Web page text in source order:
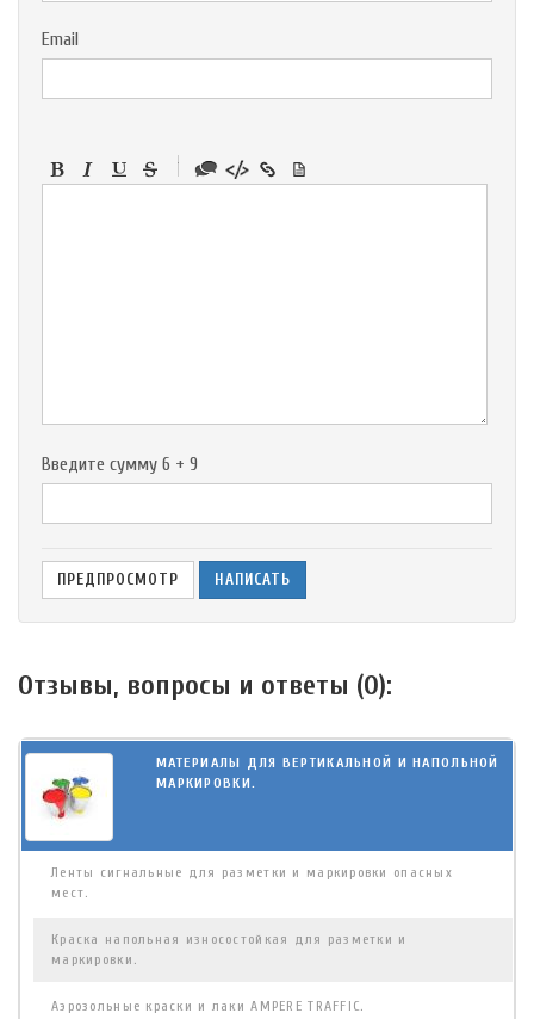
Email
-
-
Введите сумму 6 + 9
Отзывы, вопросы и ответы (0):
МАТЕРИАЛЫ ДЛЯ ВЕРТИКАЛЬНОЙ И НАПОЛЬНОЙ
МАРКИРОВКИ.
Ленты сигнальные для разметки и маркировки опасных
мест.
Краска напольная износостойкая для разметки и
маркировки.
Аэрозольные краски и лаки AMPERE TRAFFIC.